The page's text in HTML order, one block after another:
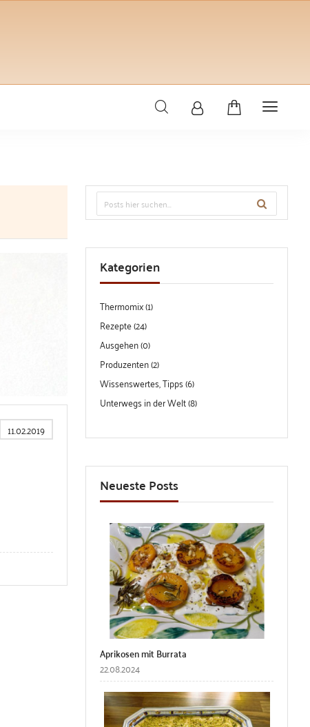
11.02.2019
Kategorien
Thermomix (1)
Rezepte (24)
Ausgehen (0)
Produzenten (2)
Wissenswertes, Tipps (6)
Unterwegs in der Welt (8)
Neueste Posts
Aprikosen mit Burrata
22.08.2024